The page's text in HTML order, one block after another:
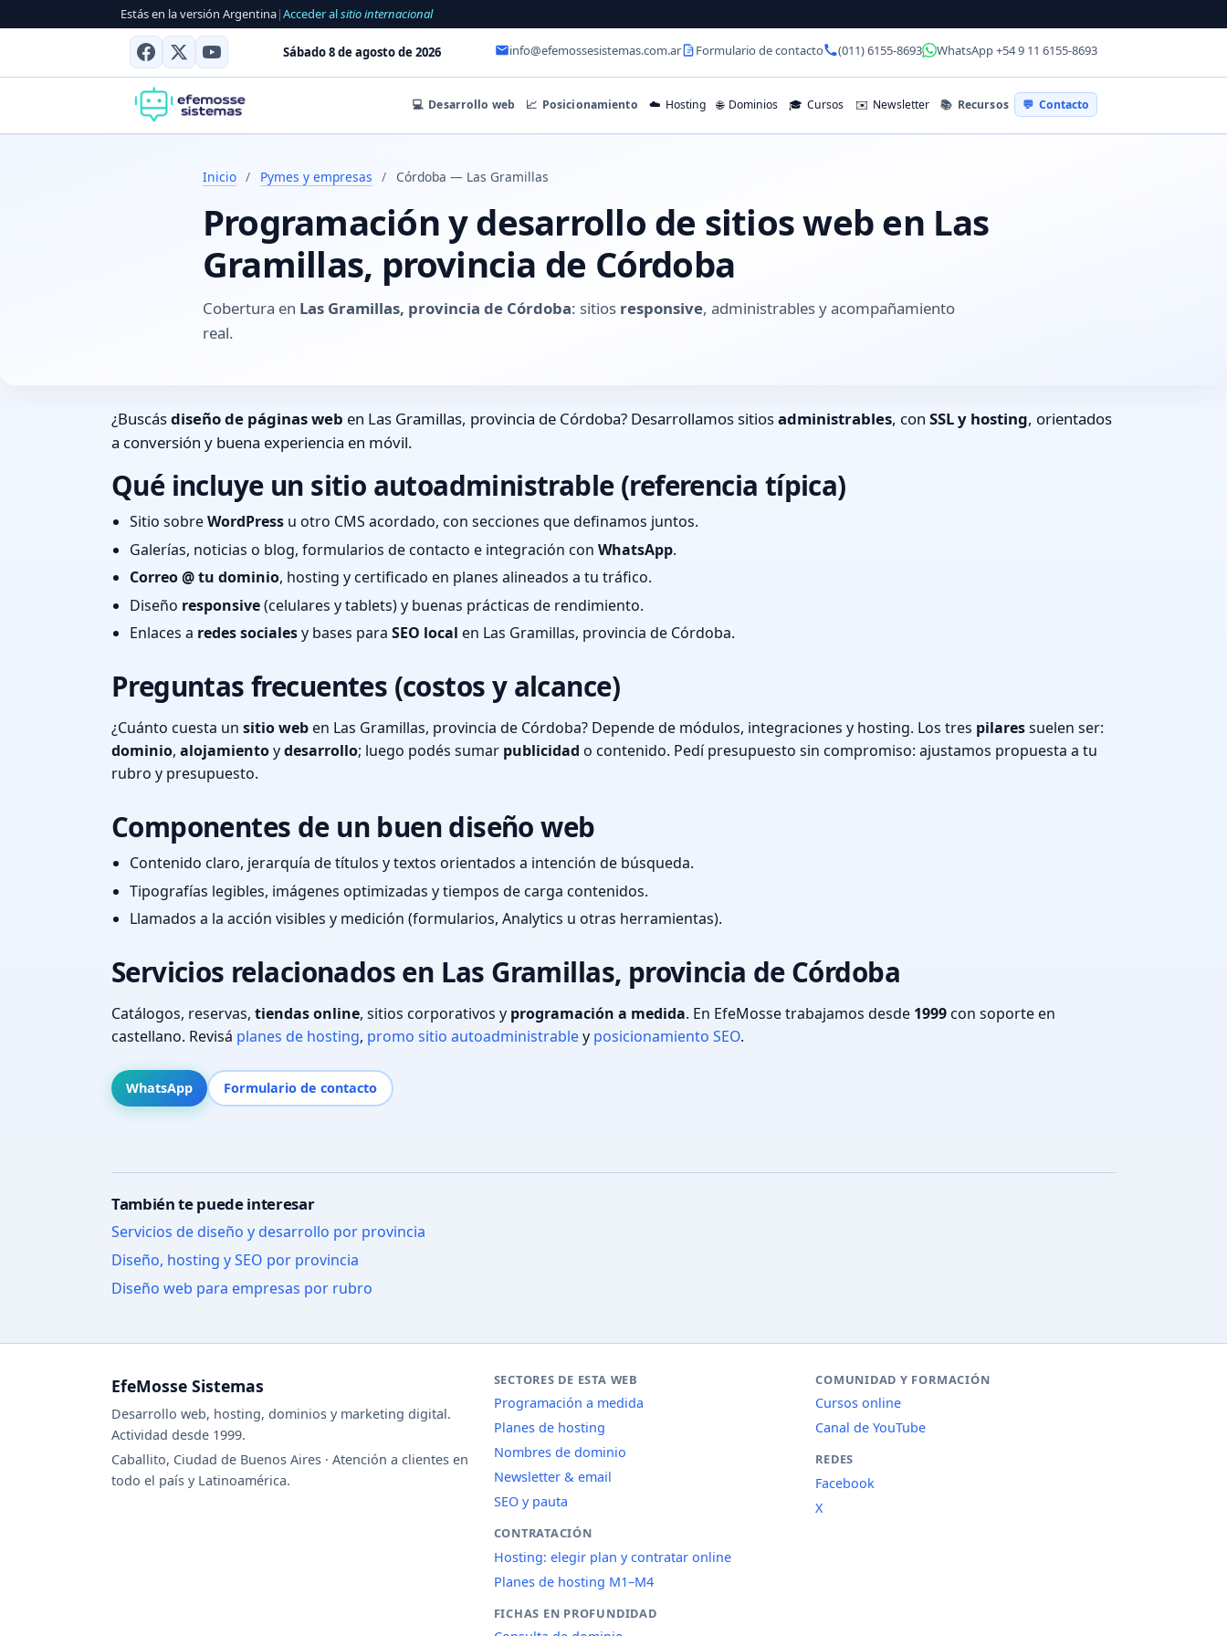
Estás en la versión Argentina|Acceder alsitio internacional
Sábado 8 de agosto de 2026 info@efemossesistemas.com.ar Formulario de contacto (011) 6155-8693 WhatsApp +54 9 11 6155-8693
💻 Desarrollo web 📈 Posicionamiento ☁️ Hosting 🌐 Dominios 🎓 Cursos ✉️ Newsletter 📚 Recursos 💬 Contacto
Inicio / Pymes y empresas / Córdoba — Las Gramillas
Programación y desarrollo de sitios web en Las
Gramillas, provincia de Córdoba
Cobertura en Las Gramillas, provincia de Córdoba: sitios responsive, administrables y acompañamiento
real.
¿Buscásdiseño de páginas web en Las Gramillas, provincia de Córdoba? Desarrollamos sitiosadministrables, con SSL y hosting, orientados
a conversión y buena experiencia en móvil.
Qué incluye un sitio autoadministrable (referencia típica)
Sitio sobreWordPress u otro CMS acordado, con secciones que definamos juntos.
Galerías, noticias o blog, formularios de contacto e integración con WhatsApp.
Correo @ tu dominio, hosting y certificado en planes alineados a tu tráfico.
Diseño responsive(celulares y tablets) y buenas prácticas de rendimiento.
Enlaces a redes socialesy bases para SEO local en Las Gramillas, provincia de Córdoba.
Preguntas frecuentes (costos y alcance)
¿Cuánto cuesta un sitio weben Las Gramillas, provincia de Córdoba? Depende de módulos, integraciones y hosting. Los tres pilaressuelen ser:
dominio, alojamientoydesarrollo; luego podés sumar publicidad o contenido. Pedí presupuesto sin compromiso: ajustamos propuesta a tu
rubro y presupuesto.
Componentes de un buen diseño web
Contenido claro, jerarquía de títulos y textos orientados a intención de búsqueda.
Tipografías legibles, imágenes optimizadas y tiempos de carga contenidos.
Llamados a la acción visibles y medición (formularios, Analytics u otras herramientas).
Servicios relacionados en Las Gramillas, provincia de Córdoba
Catálogos, reservas, tiendas online, sitios corporativos y programación a medida. En EfeMosse trabajamos desde 1999con soporte en
castellano. Revisá planes de hosting, promo sitio autoadministrabley posicionamiento SEO.
WhatsApp Formulario de contacto
También te puede interesar
Servicios de diseño y desarrollo por provincia
Diseño, hosting y SEO por provincia
Diseño web para empresas por rubro
EfeMosse Sistemas
Desarrollo web, hosting, dominios y marketing digital.
Actividad desde 1999.
Caballito, Ciudad de Buenos Aires · Atención a clientes en
todo el país y Latinoamérica.
SECTORES DE ESTA WEB
Programación a medida
Planes de hosting
Nombres de dominio
Newsletter & email
SEO y pauta
CONTRATACIÓN
Hosting: elegir plan y contratar online
Planes de hosting M1–M4
FICHAS EN PROFUNDIDAD
COMUNIDAD Y FORMACIÓN
Cursos online
Canal de YouTube
REDES
Facebook
X